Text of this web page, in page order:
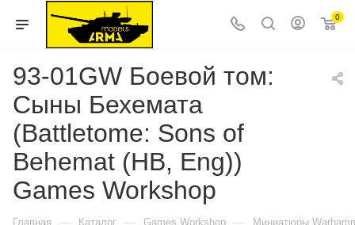
0
93-01GW Боевой том:
Сыны Бехемата
(Battletome: Sons of
Behemat (HB, Eng))
Games Workshop
Главная — Каталог — Games Workshop — Миниатюры